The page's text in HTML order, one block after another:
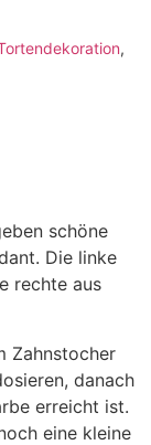
,
schöne
Die linke
rechte aus
Zahnstocher
danach
erreicht ist.
eine kleine